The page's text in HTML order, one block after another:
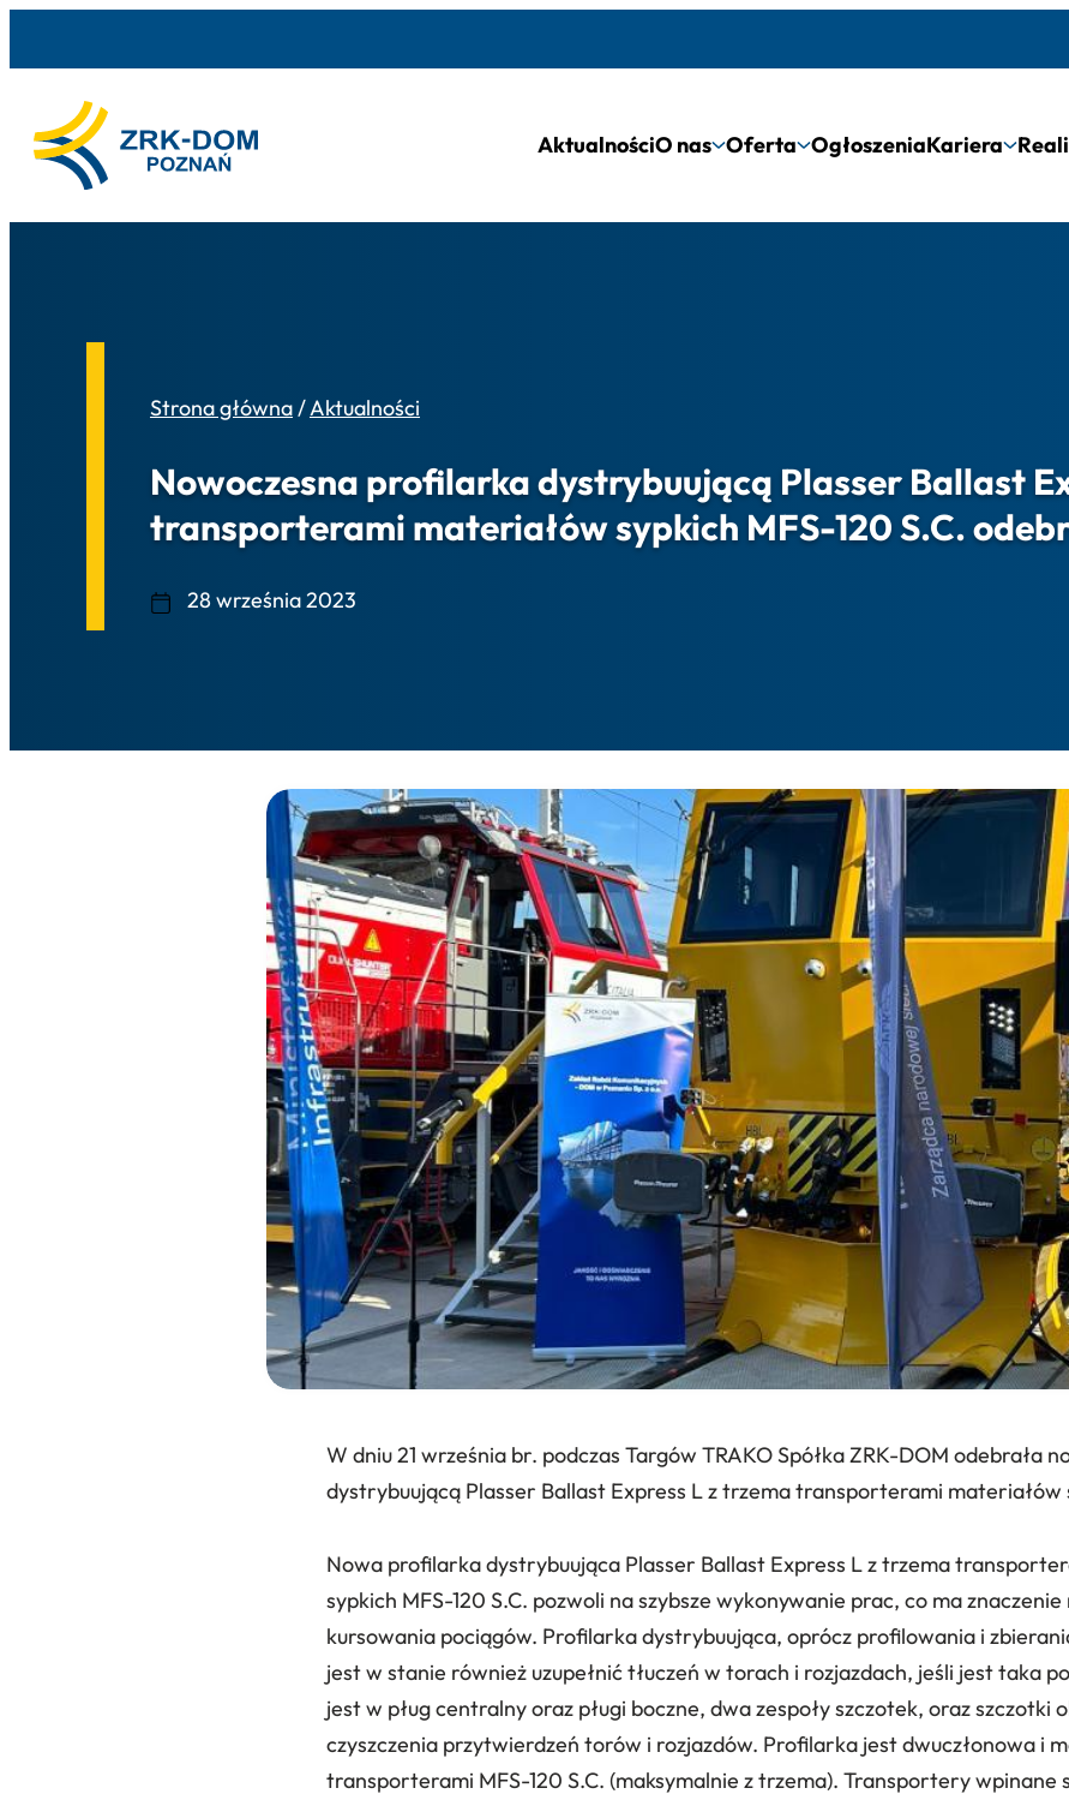
AktualnościO nas Oferta OgłoszeniaKariera
Strona główna/Aktualności
Nowoczesna profilarka dystrybuującą Plasser Ballast
transporterami materiałów sypkich MFS-120 S.C.
28 września 2023
W dniu 21 września br. podczas Targów TRAKO Spółka ZRK-DOM odebrała
dystrybuującą Plasser Ballast Express L z trzema transporterami materiałów
Nowa profilarka dystrybuująca Plasser Ballast Express L z trzema
sypkich MFS-120 S.C. pozwoli na szybsze wykonywanie prac, co ma
kursowania pociągów. Profilarka dystrybuująca, oprócz profilowania i
jest w stanie również uzupełnić tłuczeń w torach i rozjazdach, jeśli jest taka
jest w pług centralny oraz pługi boczne, dwa zespoły szczotek, oraz szczotki
czyszczenia przytwierdzeń torów i rozjazdów. Profilarka jest dwuczłonowa i
transporterami MFS-120 S.C. (maksymalnie z trzema). Transportery wpinane